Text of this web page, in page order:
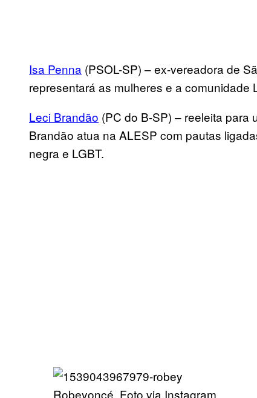
Isa Penna (PSOL-SP) – ex-vereadora de
representará as mulheres e a comunidade
Leci Brandão (PC do B-SP) – reeleita para
Brandão atua na ALESP com pautas
negra e LGBT.
Robeyoncé. Foto via Instagram